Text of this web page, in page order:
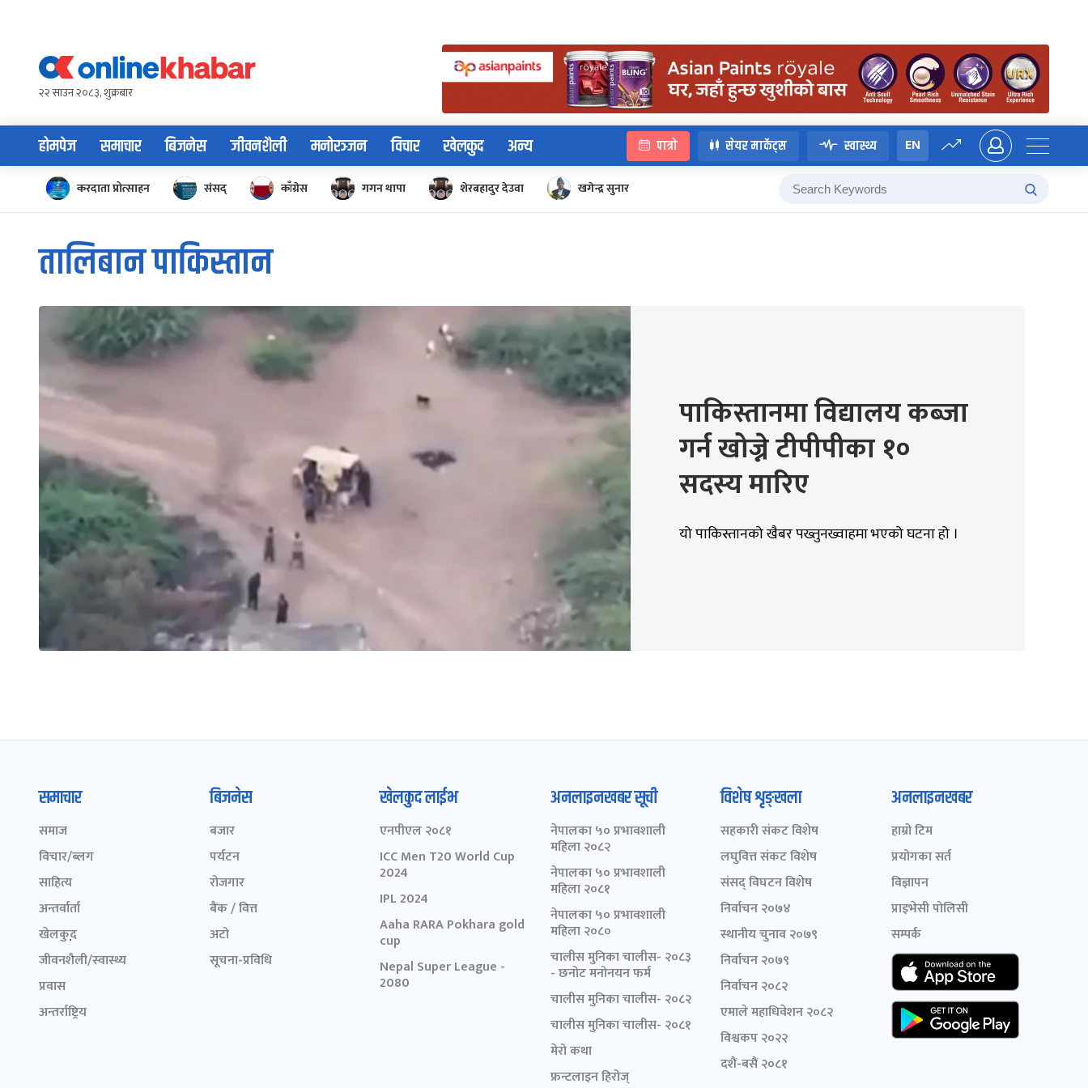
content२२ साउन २०८३, शुक्रबार
होमपेज समाचार बिजनेस जीवनशैली मनोरञ्जन विचार खेलकुद अन्य पात्रो सेयर मार्केट्स स्वास्थ्य EN
करदाता प्रोत्साहन संसद् काँग्रेस गगन थापा शेरबहादुर देउवा खगेन्द्र सुनार
तालिबान पाकिस्तान
पाकिस्तानमा विद्यालय कब्जा
गर्न खोज्ने टीपीपीका १०
सदस्य मारिए
यो पाकिस्तानको खैबर पख्तुनख्वाहमा भएको घटना हो ।
समाचार
समाज
विचार/ब्लग
साहित्य
अन्तर्वार्ता
खेलकुद़़
जीवनशैली/स्वास्थ्य
प्रवास
अन्तर्राष्ट्रिय
बिजनेस
बजार
पर्यटन
रोजगार
बैंक / वित्त
अटो
सूचना-प्रविधि
खेलकुद लाईभ
एनपीएल २०८१
ICC Men T20 World Cup
2024
IPL 2024
Aaha RARA Pokhara gold
cup
Nepal Super League -
2080
अनलाइनखबर सूची
नेपालका ५० प्रभावशाली
महिला २०८२
नेपालका ५० प्रभावशाली
महिला २०८१
नेपालका ५० प्रभावशाली
महिला २०८०
चालीस मुनिका चालीस- २०८३
- छनोट मनोनयन फर्म
चालीस मुनिका चालीस- २०८२
चालीस मुनिका चालीस- २०८१
मेरो कथा
फ्रन्टलाइन हिरोज्
विशेष शृङ्खला
सहकारी संकट विशेष
लघुवित्त संकट विशेष
संसद् विघटन विशेष
निर्वाचन २०७४
स्थानीय चुनाव २०७९
निर्वाचन २०७९
निर्वाचन २०८२
एमाले महाधिवेशन २०८२
विश्वकप २०२२
दशैं-बसैं २०८१
अनलाइनखबर
हाम्रो टिम
प्रयोगका सर्त
विज्ञापन
प्राइभेसी पोलिसी
सम्पर्क